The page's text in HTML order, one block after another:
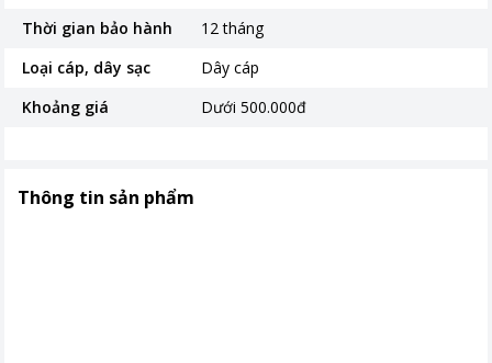
Thời gian bảo hành
12 tháng
Loại cáp, dây sạc
Dây cáp
Khoảng giá
Dưới 500.000đ
Thông tin sản phẩm